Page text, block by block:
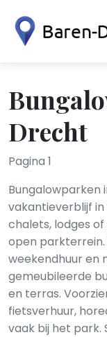
Drecht
Pagina 1
Bungalowparken
vakantieverblijf
chalets, lodges
open
weekendhuur en
gemeubileerde
en terras.
fietsverhuur,
vaak bij het park.